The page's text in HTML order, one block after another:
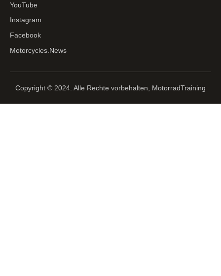
YouTube
Instagram
Facebook
Motorcycles.News
Copyright © 2024. Alle Rechte vorbehalten, MotorradTraining